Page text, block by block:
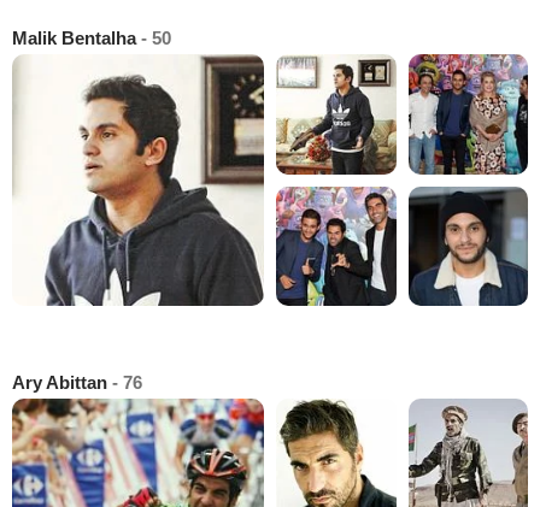
Malik Bentalha- 50
Ary Abittan - 76